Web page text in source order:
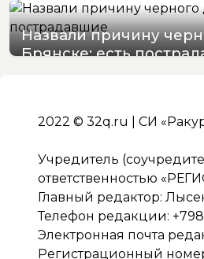
Назвали причину
Брянске: есть
2022 © 32q.ru | СИ
Учредитель
ответственностью
Главный редактор:
Телефон редакции:
Электронная почта
Регистрационный